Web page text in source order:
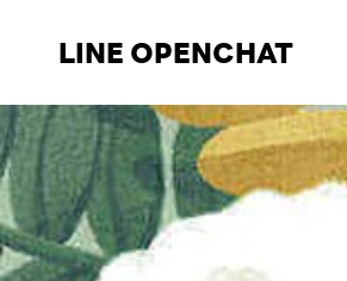
LINE OPENCHAT